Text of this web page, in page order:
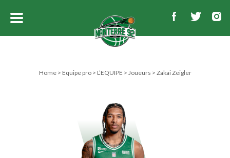
Home> Equipe pro> L’EQUIPE > Joueurs > Zakai Zeigler